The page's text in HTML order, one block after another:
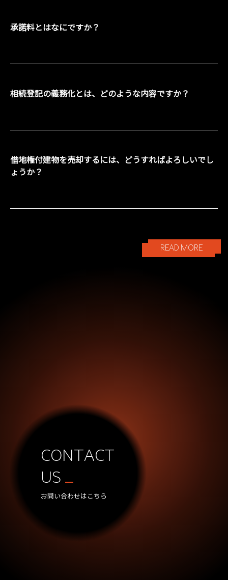
承諾料とはなにですか？
相続登記の義務化とは、どのような内容ですか？
借地権付建物を売却するには、どうすればよろしいでし
ょうか？
READ MORE
CONTACT
US
お問い合わせはこちら